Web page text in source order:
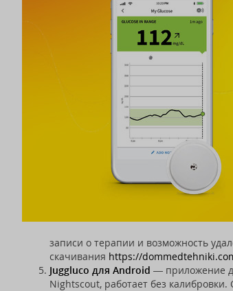
записи о терапии и возможность
скачивания https://
Juggluco для Android — приложение
Nightscout, работает без